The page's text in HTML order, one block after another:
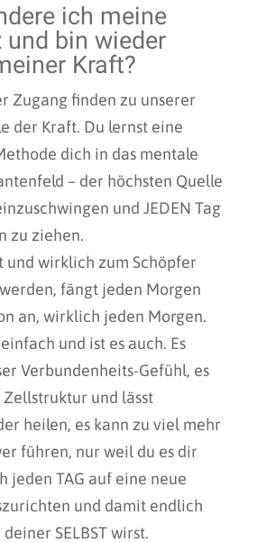
ich meine
und bin wieder
Kraft?
Zugang finden zu unserer
der Kraft. Du lernst eine
dich in das mentale
– der höchsten Quelle
und JEDEN Tag
zu ziehen.
und wirklich zum Schöpfer
fängt jeden Morgen
an, wirklich jeden Morgen.
und ist es auch. Es
Verbundenheits-Gefühl, es
und lässt
heilen, es kann zu viel mehr
führen, nur weil du es dir
jeden TAG auf eine neue
und damit endlich
SELBST wirst.